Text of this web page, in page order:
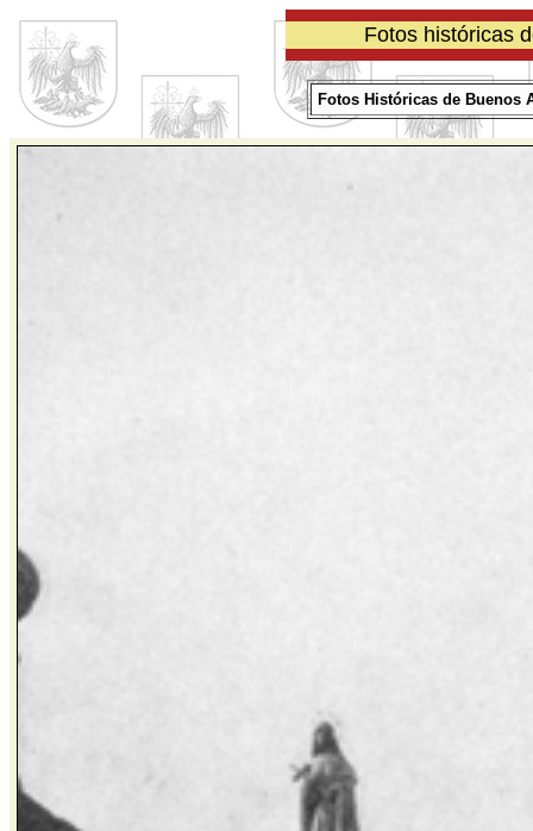
Fotos históricas
Fotos Históricas de Buenos